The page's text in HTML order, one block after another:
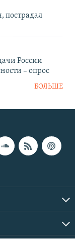
пострадал
России
– опрос
БОЛЬШЕ